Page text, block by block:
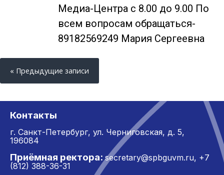
Медиа-Центра с 8.00 до 9.00 По
всем вопросам обращаться-
89182569249 Мария Сергеевна
« Предыдущие записи
Контакты
г. Санкт-Петербург, ул. Черниговская, д. 5,
196084
Приёмная ректора: secretary@spbguvm.ru, +7
(812) 388-36-31